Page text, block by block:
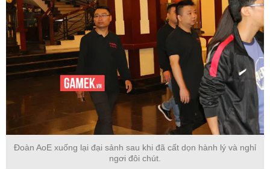
Đoàn AoE xuống lại đại sảnh sau khi đã cất dọn hành lý và nghỉ
ngơi đôi chút.